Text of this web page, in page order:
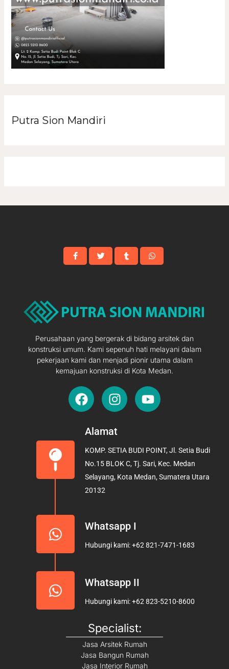
Putra Sion Mandiri
Perusahaan yang bergerak di bidang arsitek dan
konstruksi umum. Kami sepenuh hati melayani dalam
pekerjaan kami dan menjadi pionir utama dalam
kemajuan konstruksi di Kota Medan.
F
a
e
o
o
k
I
n
t
g
r
a
Y
o
b
e
Alamat
KOMP. SETIA BUDI POINT, Jl. Setia Budi
No.15 BLOK C, Tj. Sari, Kec. Medan
Selayang, Kota Medan, Sumatera Utara
20132
Whatsapp I
Hubungi kami: +62 821-7471-1683
Whatsapp II
Hubungi kami: +62 823-5210-8600
Specialist:
Jasa Arsitek Rumah
Jasa Bangun Rumah
Jasa Interior Rumah